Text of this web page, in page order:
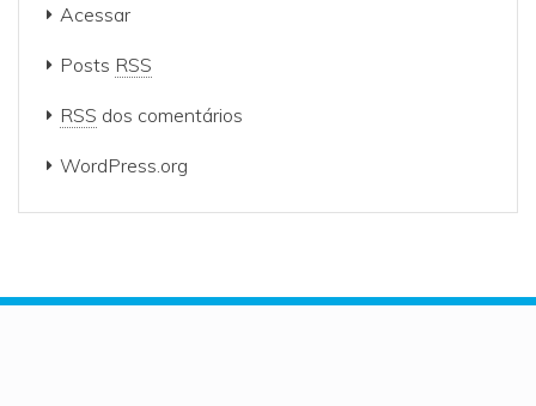
Acessar
Posts RSS
RSS dos comentários
WordPress.org